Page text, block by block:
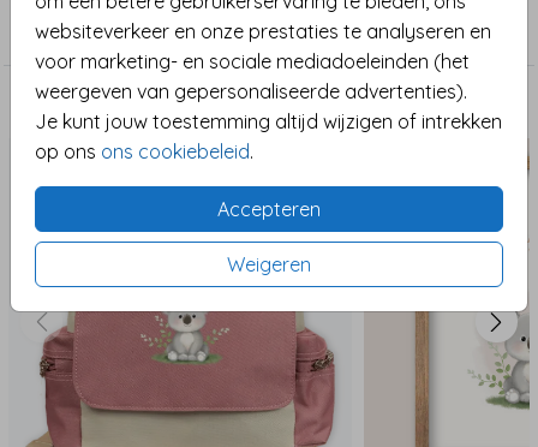
websiteverkeer en onze prestaties te analyseren en
voor marketing- en sociale mediadoeleinden (het
weergeven van gepersonaliseerde advertenties).
Je kunt jouw toestemming altijd wijzigen of intrekken
op ons ons cookiebeleid.
Accepteren
Weigeren
dezelfde stijl.
Meisje geboortekaartjes
Maak het compleet